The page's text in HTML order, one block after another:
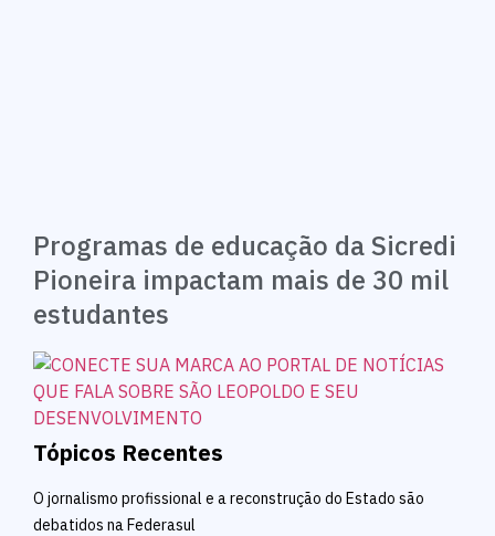
Programas de educação da Sicredi
Pioneira impactam mais de 30 mil
estudantes
Tópicos Recentes
O jornalismo profissional e a reconstrução do Estado são
debatidos na Federasul